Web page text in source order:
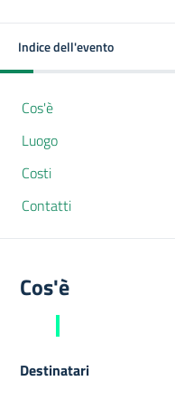
Indice dell'evento
Cos'è
Luogo
Costi
Contatti
Cos'è
Destinatari